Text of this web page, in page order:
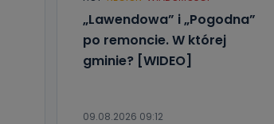
„Lawendowa” i „Pogodna”
po remoncie. W której
gminie? [WIDEO]
09.08.2026 09:12